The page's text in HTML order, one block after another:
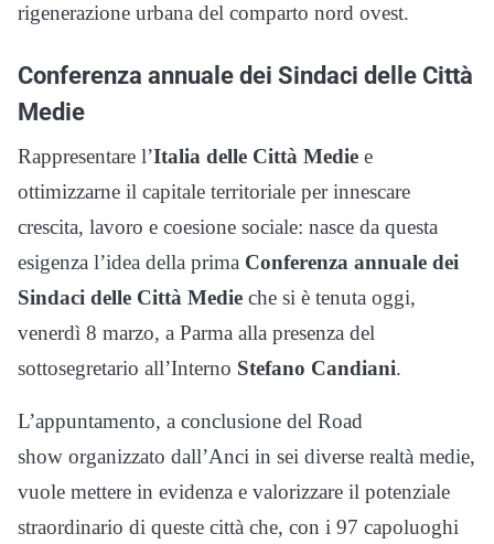
rigenerazione urbana del comparto nord ovest.
Conferenza annuale dei Sindaci delle Città
Medie
Rappresentare l’Italia delle Città Medie e
ottimizzarne il capitale territoriale per innescare
crescita, lavoro e coesione sociale: nasce da questa
esigenza l’idea della prima Conferenza annuale dei
Sindaci delle Città Medie che si è tenuta oggi,
venerdì 8 marzo, a Parma alla presenza del
sottosegretario all’Interno Stefano Candiani.
L’appuntamento, a conclusione del Road
show organizzato dall’Anci in sei diverse realtà medie,
vuole mettere in evidenza e valorizzare il potenziale
straordinario di queste città che, con i 97 capoluoghi